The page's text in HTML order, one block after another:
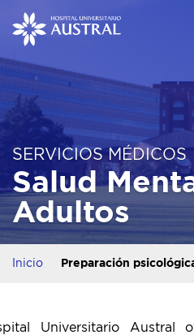
SERVICIOS MÉDICOS
Salud
Adultos
Inicio Preparación
Universitario Austral